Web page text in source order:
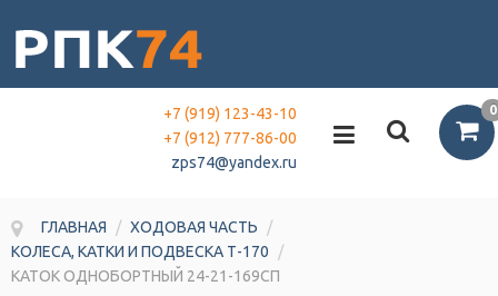
0
+7 (919) 123-43-10
+7 (912) 777-86-00
zps74@yandex.ru
ГЛАВНАЯ / ХОДОВАЯ ЧАСТЬ
/
КОЛЕСА, КАТКИ И ПОДВЕСКА Т-170
/
КАТОК ОДНОБОРТНЫЙ 24-21-169СП